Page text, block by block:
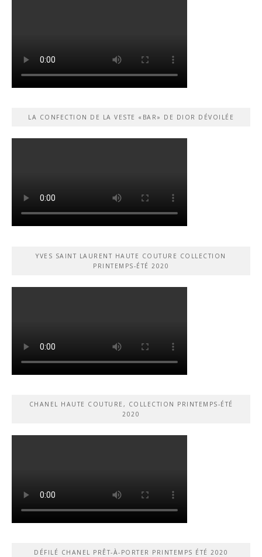
LA CONFECTION DE LA VESTE «BAR» DE DIOR DÉVOILÉE
YVES SAINT LAURENT HAUTE COUTURE COLLECTION
PRINTEMPS-ÉTÉ 2020
CHANEL HAUTE COUTURE, COLLECTION PRINTEMPS-ÉTÉ
2020
DÉFILÉ CHANEL PRÊT-À-PORTER PRINTEMPS ÉTÉ 2020